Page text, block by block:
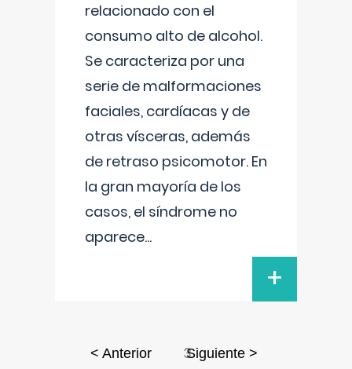
relacionado con el
consumo alto de alcohol.
Se caracteriza por una
serie de malformaciones
faciales, cardíacas y de
otras vísceras, además
de retraso psicomotor. En
la gran mayoría de los
casos, el síndrome no
aparece...
+
< Anterior 3Siguiente >